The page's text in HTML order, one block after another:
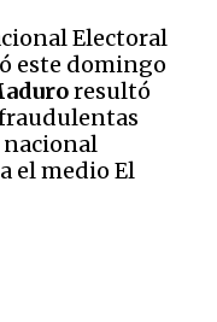
Electoral
este domingo
resultó
nacional
el medio El